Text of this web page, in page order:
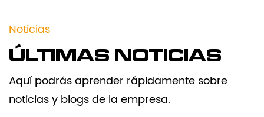
Noticias
ÚLTIMAS NOTICIAS
Aquí podrás aprender rápidamente sobre
noticias y blogs de la empresa.